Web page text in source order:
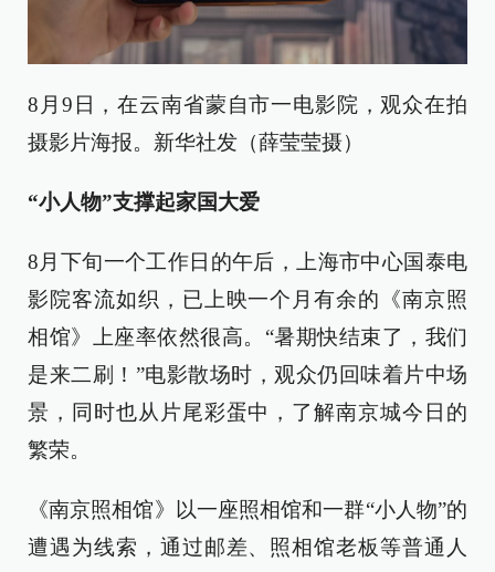
8月9日，在云南省蒙自市一电影院，观众在拍
摄影片海报。新华社发（薛莹莹摄）
“小人物”支撑起家国大爱
8月下旬一个工作日的午后，上海市中心国泰电
影院客流如织，已上映一个月有余的《南京照
相馆》上座率依然很高。“暑期快结束了，我们
是来二刷！”电影散场时，观众仍回味着片中场
景，同时也从片尾彩蛋中，了解南京城今日的
繁荣。
《南京照相馆》以一座照相馆和一群“小人物”的
遭遇为线索，通过邮差、照相馆老板等普通人